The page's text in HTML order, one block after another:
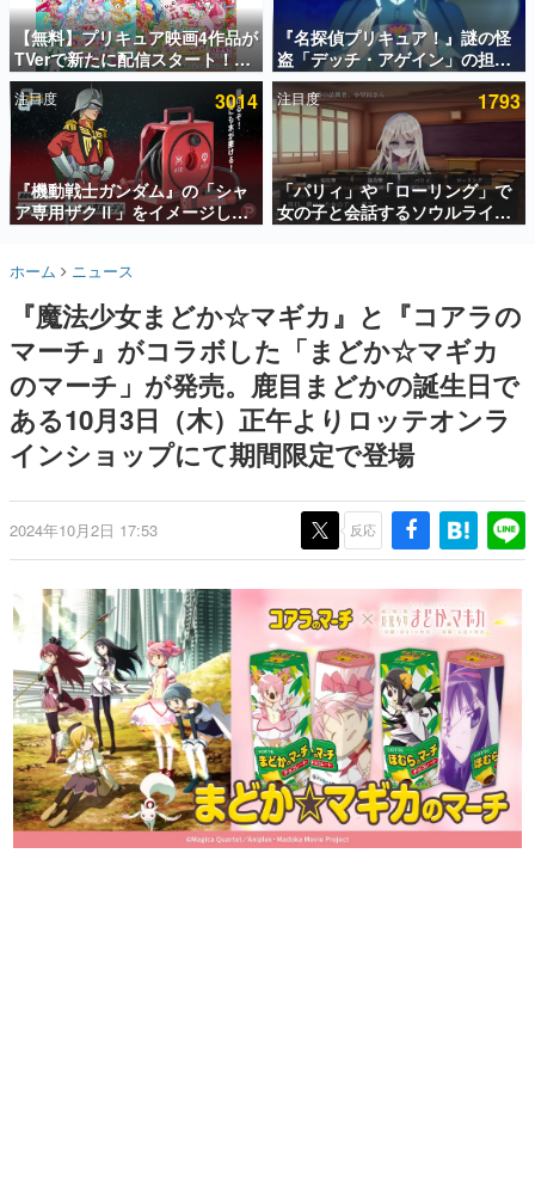
アプリセール情報
インタビュー
連載・特集一覧
殿堂入り記事
SNS拡散数が数千以上！ ページビュー数万以上！ などな
ど。多くの人々に読まれた、電ファミ渾身の“殿堂入り”記
事をまとめました。
名作ゲームクリエイターの方々に製作時のエピソードをお
きます。
赫本
この物語を解いてはいけない。『赫本』は、〈試験問題〉
の形をした短編ホラー小説集です。
新世代に訊く
これからのデジタルゲーム市場を担う若きクリエイター達
ゲーム世代の作家たち
ゲームに多大な影響を受けた作家さんに取材し、ゲームが
画です。
日本モバイルゲーム産業史
日本のモバイルゲーム史における主要なトピック・タイト
ルを網羅するほか、開発者へのインタビューや識者による
解説を掲載。約20年の歴史が一望できる決定版！
若ゲのいたり〜ゲームクリエイターの青春〜
『うつヌケ』『ペンと箸』等で知られるマンガ家・田中圭
一先生によるゲーム業界レポートマンガです。
なんでゲームは面白い？
ゲーム開発者・hamatsu氏がゲームの魅力を画面や操作の
【無料】プリキュア映画4作品が
TVerで新たに配信スタート！な
んと2018年～2024年の映画ほぼ
すべてが見放題に、ぶっちゃけ
ありえないラインナップ
『名探偵プリキュア！』謎の怪
盗「デッチ・アゲイン」の担当
キャストは天﨑滉平さんと判
明。『Re:ゼロから始める異世
界生活』オットー役、『ヒプノ
シスマイク』山田三郎役など
注目度 3014
『機動戦士ガンダム』の「シャ
ア専用ザクⅡ」をイメージした
散水ホースリールが予約開始。
ークやジオン公国軍のエンブレ
ム、型式番号などを配置
注目度 1793
「パリィ」や「ローリング」で
女の子と会話するソウルライク
恋愛ゲーム『小早川さんはソウ
ホーム ニュース
『魔法少女まどか☆マギカ』と『コアラの
マーチ』がコラボした「まどか☆マギカ
のマーチ」が発売。鹿目まどかの誕生日で
ある10月3日（木）正午よりロッテオンラ
インショップにて期間限定で登場
2024年10月2日 17:53 反応